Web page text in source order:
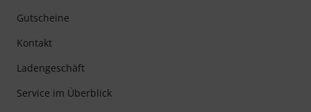
Gutscheine
Kontakt
Ladengeschäft
Service im Überblick